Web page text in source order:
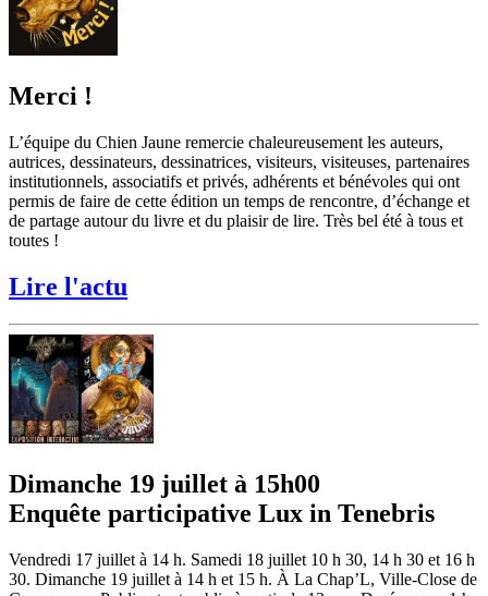
Merci !
L’équipe du Chien Jaune remercie chaleureusement les auteurs,
autrices, dessinateurs, dessinatrices, visiteurs, visiteuses, partenaires
institutionnels, associatifs et privés, adhérents et bénévoles qui ont
permis de faire de cette édition un temps de rencontre, d’échange et
de partage autour du livre et du plaisir de lire. Très bel été à tous et
toutes !
Lire l'actu
Dimanche 19 juillet à 15h00
Enquête participative Lux in Tenebris
Vendredi 17 juillet à 14 h. Samedi 18 juillet 10 h 30, 14 h 30 et 16 h
30. Dimanche 19 juillet à 14 h et 15 h. À La Chap’L, Ville-Close de